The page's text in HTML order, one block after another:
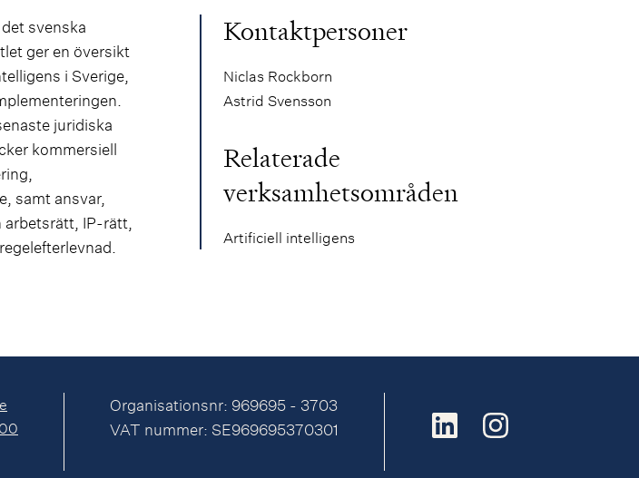
svenska
ger en översikt
i Sverige,
juridiska
kommersiell
samt ansvar,
arbetsrätt, IP-rätt,
Kontaktpersoner
Niclas Rockborn
Astrid Svensson
Relaterade
verksamhetsområden
Artificiell intelligens
Organisationsnr: 969695 - 3703
VAT nummer: SE969695370301